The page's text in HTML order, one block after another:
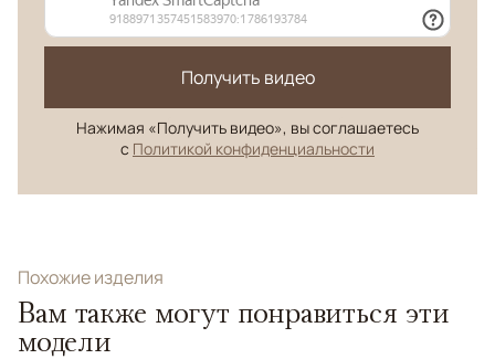
Получить видео
Нажимая «Получить видео», вы соглашаетесь
с Политикой конфиденциальности
Похожие изделия
Вам также могут понравиться эти
модели